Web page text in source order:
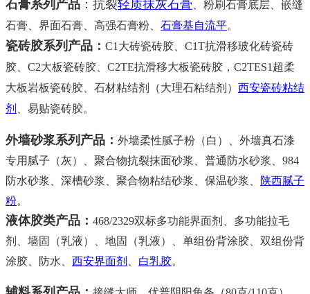
石膏系列产品 ：抗裂轻质抹灰石膏
粉刷石膏底层、嵌缝
石膏、界面石膏、高强石膏粉、 石膏基自流平。
瓷砖胶系列产品 ： C1大砖瓷砖胶、 C1T抗滑移玻化砖瓷砖
胶、C2大板瓷砖胶、C2TE抗滑移大板瓷砖胶，C2TES1超柔
大板岩板瓷砖胶、 石材粘结剂（大理石粘结剂） 西安瓷砖粘结
剂
、易贴瓷砖胶。
外墙砂浆系列产品 ： 外墙柔性腻子粉（白）、外墙真石漆
专用腻子（灰）、 聚合物抗裂抹面砂浆、普通防水砂浆、984
防水砂浆、深槽砂浆、 聚合物粘结砂浆、 保温砂浆、
陕西腻子
粉。
液体胶类产品： 468/2329双标多功能界面剂、多功能拉毛
剂、 墙固（乳液）、地固（乳液）、单组份背涂胶、双组份背
涂胶、防水、 西安界面剂 白乳胶。